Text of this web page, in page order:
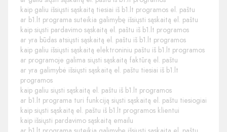
kaip galiu išsiųsti sąskaitą tiesiai iš b1.lt programos el. paštu
ar b1.lt programa suteikia galimybę išsiųsti sąskaitą el. paštu
kaip siųsti pardavimo sąskaitą el. paštu iš b1.lt programos
ar yra būdas atsiųsti sąskaitą el. paštu iš b1.lt programos
kaip galiu išsiųsti sąskaitą elektroniniu paštu iš b1.lt programos
ar programoje galima siųsti sąskaitą faktūrą el. paštu
ar yra galimybė išsiųsti sąskaitą el. paštu tiesiai iš b1.lt
programos
kaip galiu siųsti sąskaitą el. paštu iš b1.lt programos
ar b1.lt programa turi funkciją siųsti sąskaitą el. paštu tiesiogiai
kaip siųsti sąskaitą el. paštu iš b1.lt programos klientui
kaip išsiųsti pardavimo sąskaitą emailu